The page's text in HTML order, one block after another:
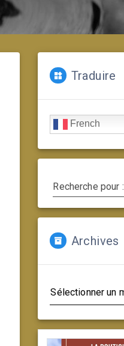
Traduire
French
Recherche pour :
Archives